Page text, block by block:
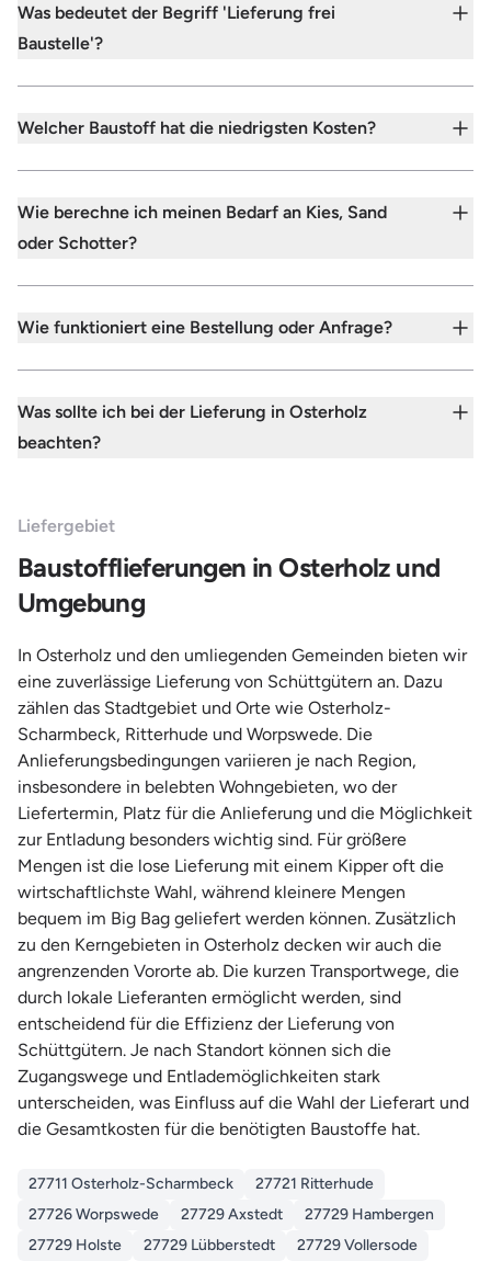
Was bedeutet der Begriff 'Lieferung frei
Baustelle'?
Welcher Baustoff hat die niedrigsten Kosten?
Wie berechne ich meinen Bedarf an Kies, Sand
oder Schotter?
Wie funktioniert eine Bestellung oder Anfrage?
Was sollte ich bei der Lieferung in Osterholz
beachten?
Liefergebiet
Baustofflieferungen in Osterholz und
Umgebung
In Osterholz und den umliegenden Gemeinden bieten wir
eine zuverlässige Lieferung von Schüttgütern an. Dazu
zählen das Stadtgebiet und Orte wie Osterholz-
Scharmbeck, Ritterhude und Worpswede. Die
Anlieferungsbedingungen variieren je nach Region,
insbesondere in belebten Wohngebieten, wo der
Liefertermin, Platz für die Anlieferung und die Möglichkeit
zur Entladung besonders wichtig sind. Für größere
Mengen ist die lose Lieferung mit einem Kipper oft die
wirtschaftlichste Wahl, während kleinere Mengen
bequem im Big Bag geliefert werden können. Zusätzlich
zu den Kerngebieten in Osterholz decken wir auch die
angrenzenden Vororte ab. Die kurzen Transportwege, die
durch lokale Lieferanten ermöglicht werden, sind
entscheidend für die Effizienz der Lieferung von
Schüttgütern. Je nach Standort können sich die
Zugangswege und Entlademöglichkeiten stark
unterscheiden, was Einfluss auf die Wahl der Lieferart und
die Gesamtkosten für die benötigten Baustoffe hat.
27711 Osterholz-Scharmbeck
27721 Ritterhude
27726 Worpswede
27729 Axstedt
27729 Hambergen
27729 Holste
27729 Lübberstedt
27729 Vollersode